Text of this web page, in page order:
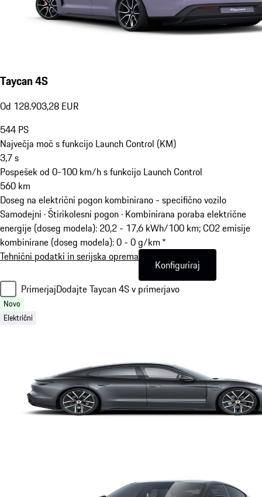
Taycan 4S
Od 128.903,28 EUR
544 PS
Največja moč s funkcijo Launch Control (KM)
3,7s
Pospešek od 0-100 km/h s funkcijo Launch Control
560 km
Doseg na električni pogon kombinirano - specifično vozilo
Samodejni · Štirikolesni pogon · Kombinirana poraba električne
energije (doseg modela): 20,2 - 17,6 kWh/100 km; CO2 emisije
kombinirane (doseg modela): 0 - 0 g/km *
Tehnični podatki in serijska oprema
Konfiguriraj
PrimerjajDodajte Taycan 4S v primerjavo
Novo
Električni